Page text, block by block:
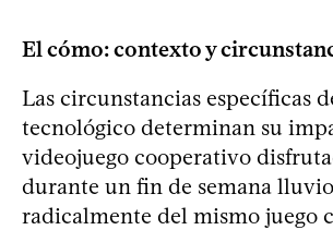
El cómo: contexto y
Las circunstancias específicas
tecnológico determinan su
videojuego cooperativo
durante un fin de semana
radicalmente del mismo juego